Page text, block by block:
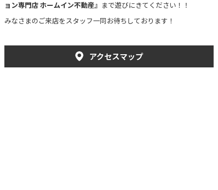
ョン専門店 ホームイン不動産』 まで遊びにきてください！！
みなさまのご来店をスタッフ一同お待ちしております！
アクセスマップ